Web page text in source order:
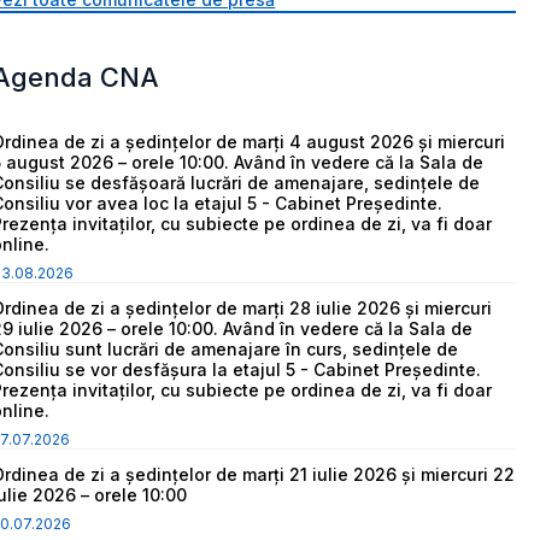
CNA
de zi a ședințelor de marți 4 august 2026 și miercuri
august 2026 – orele 10:00. Având în vedere că la Sala de
se desfășoară lucrări de amenajare, sedințele de
vor avea loc la etajul 5 - Cabinet Președinte.
invitaților, cu subiecte pe ordinea de zi, va fi doar
de zi a ședințelor de marți 28 iulie 2026 și miercuri
iulie 2026 – orele 10:00. Având în vedere că la Sala de
sunt lucrări de amenajare în curs, sedințele de
se vor desfășura la etajul 5 - Cabinet Președinte.
invitaților, cu subiecte pe ordinea de zi, va fi doar
de zi a ședințelor de marți 21 iulie 2026 și miercuri 22
2026 – orele 10:00